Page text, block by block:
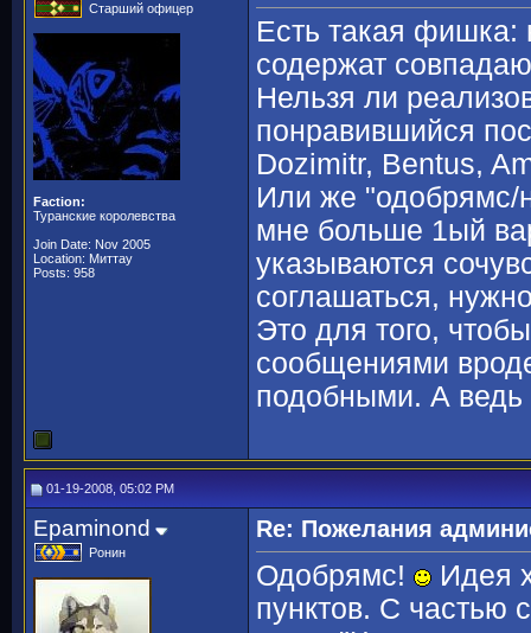
Старший офицер
Faction:
Туранские королевства
Join Date: Nov 2005
Location: Миттау
Posts: 958
Есть такая фишка:
содержат
Нельзя ли
понравившийся
Dozimitr, Bentus,
Или же "одобрямс/
мне больше 1ый
указываются
соглашаться,
Это для того,
сообщениями
подобными. А ведь
01-19-2008, 05:02 PM
Epaminond
Ронин
Re: Пожелания
Одобрямс!
Идея
пунктов. С частью